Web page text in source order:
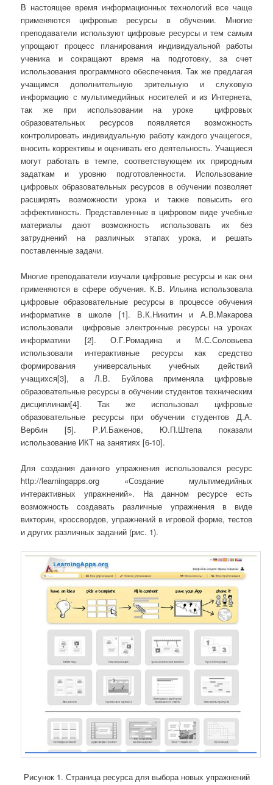
В настоящее время информационных технологий все чаще
применяются цифровые ресурсы в обучении. Многие
преподаватели используют цифровые ресурсы и тем самым
упрощают процесс планирования индивидуальной работы
ученика и сокращают время на подготовку, за счет
использования программного обеспечения. Так же предлагая
учащимся дополнительную зрительную и слуховую
информацию с мультимедийных носителей и из Интернета,
так же при использовании на уроке цифровых
образовательных ресурсов появляется возможность
контролировать индивидуальную работу каждого учащегося,
вносить коррективы и оценивать его деятельность. Учащиеся
могут работать в темпе, соответствующем их природным
задаткам и уровню подготовленности. Использование
цифровых образовательных ресурсов в обучении позволяет
расширять возможности урока и также повысить его
эффективность. Представленные в цифровом виде учебные
материалы дают возможность использовать их без
затруднений на различных этапах урока, и решать
поставленные задачи.
Многие преподаватели изучали цифровые ресурсы и как они
применяются в сфере обучения. К.В. Ильина использовала
цифровые образовательные ресурсы в процессе обучения
информатике в школе [1]. В.К.Никитин и А.В.Макарова
использовали цифровые электронные ресурсы на уроках
информатики [2]. О.Г.Ромадина и М.С.Соловьева
использовали интерактивные ресурсы как средство
формирования универсальных учебных действий
учащихся[3], а Л.В. Буйлова применяла цифровые
образовательные ресурсы в обучении студентов техническим
дисциплинам[4]. Так же использовал цифровые
образовательные ресурсы при обучении студентов Д.А.
Вербин [5]. Р.И.Баженов, Ю.П.Штепа показали
использование ИКТ на занятиях [6-10].
Для создания данного упражнения использовался ресурс
http://learningapps.org «Создание мультимедийных
интерактивных упражнений». На данном ресурсе есть
возможность создавать различные упражнения в виде
викторин, кроссвордов, упражнений в игровой форме, тестов
и других различных заданий (рис. 1).
Рисунок 1. Страница ресурса для выбора новых упражнений